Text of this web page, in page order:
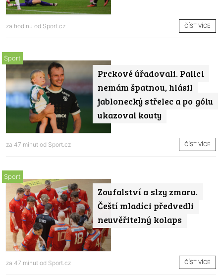
za hodinu od Sport.cz ČÍST VÍCE
Prckové úřadovali. Palici
nemám špatnou, hlásil
jablonecký střelec a po gólu
ukazoval kouty
Sport
za 47 minut od Sport.cz ČÍST VÍCE
Zoufalství a slzy zmaru.
Čeští mladíci předvedli
neuvěřitelný kolaps
Sport
za 47 minut od Sport.cz ČÍST VÍCE